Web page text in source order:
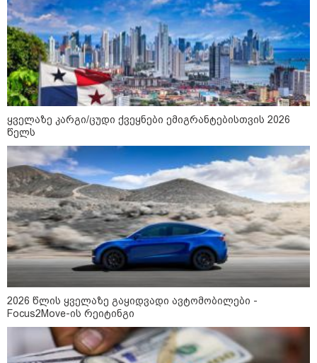
პოლიტიკა
14:14 / 06-08-2026
ყველაზე კარგი/ცუდი ქვეყნები ემიგრანტებისთვის 2026
წელს
2026 წლის ყველაზე გაყიდვადი ავტომობილები -
Focus2Move-ის რეიტინგი